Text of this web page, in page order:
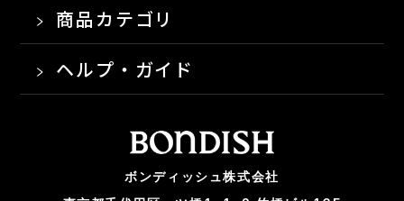
商品カテゴリ
ヘルプ・ガイド
ボンディッシュ株式会社